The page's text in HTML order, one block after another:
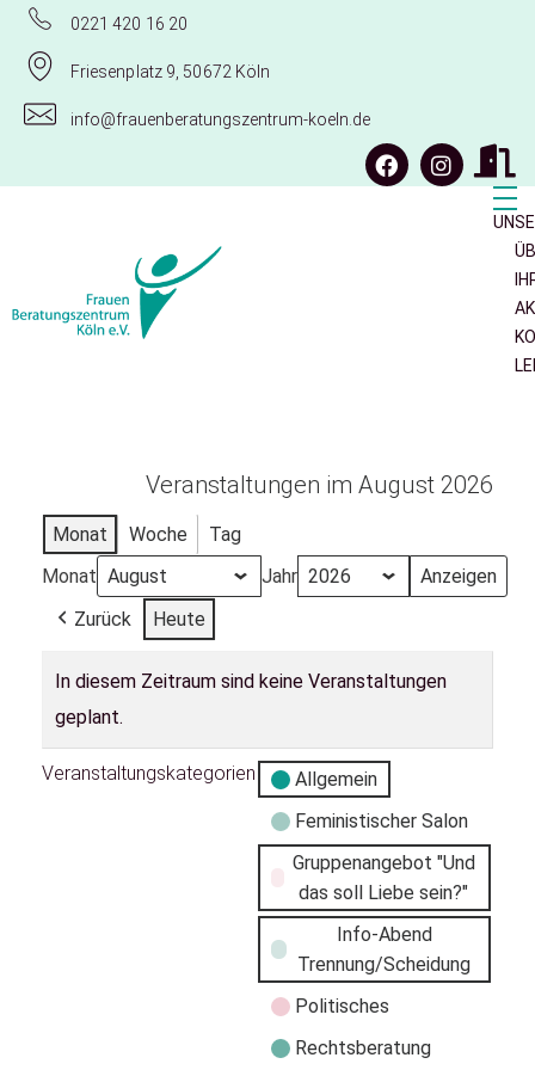
0221 420 16 20
Friesenplatz 9, 50672 Köln
info@frauenberatungszentrum-koeln.de
Veranstaltungen im August 2026
Monat Woche
Tag
Monat
Jahr
Zurück
Heute
In diesem Zeitraum sind keine Veranstaltungen
geplant.
Veranstaltungskategorien
Allgemein
Feministischer Salon
Gruppenangebot "Und
das soll Liebe sein?"
Info-Abend
Trennung/Scheidung
Politisches
Rechtsberatung